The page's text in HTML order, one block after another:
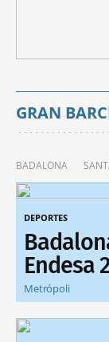
GRAN
BADALONA
DEPORTES
Endesa
Metrópoli